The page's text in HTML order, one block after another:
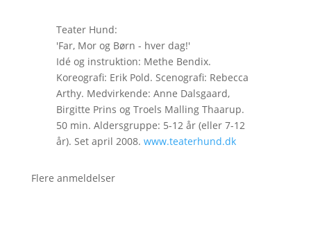
Teater Hund:
'Far, Mor og Børn - hver dag!'
Idé og instruktion: Methe Bendix.
Koreografi: Erik Pold. Scenografi: Rebecca
Arthy. Medvirkende: Anne Dalsgaard,
Birgitte Prins og Troels Malling Thaarup.
50 min. Aldersgruppe: 5-12 år (eller 7-12
år). Set april 2008. www.teaterhund.dk
Flere anmeldelser